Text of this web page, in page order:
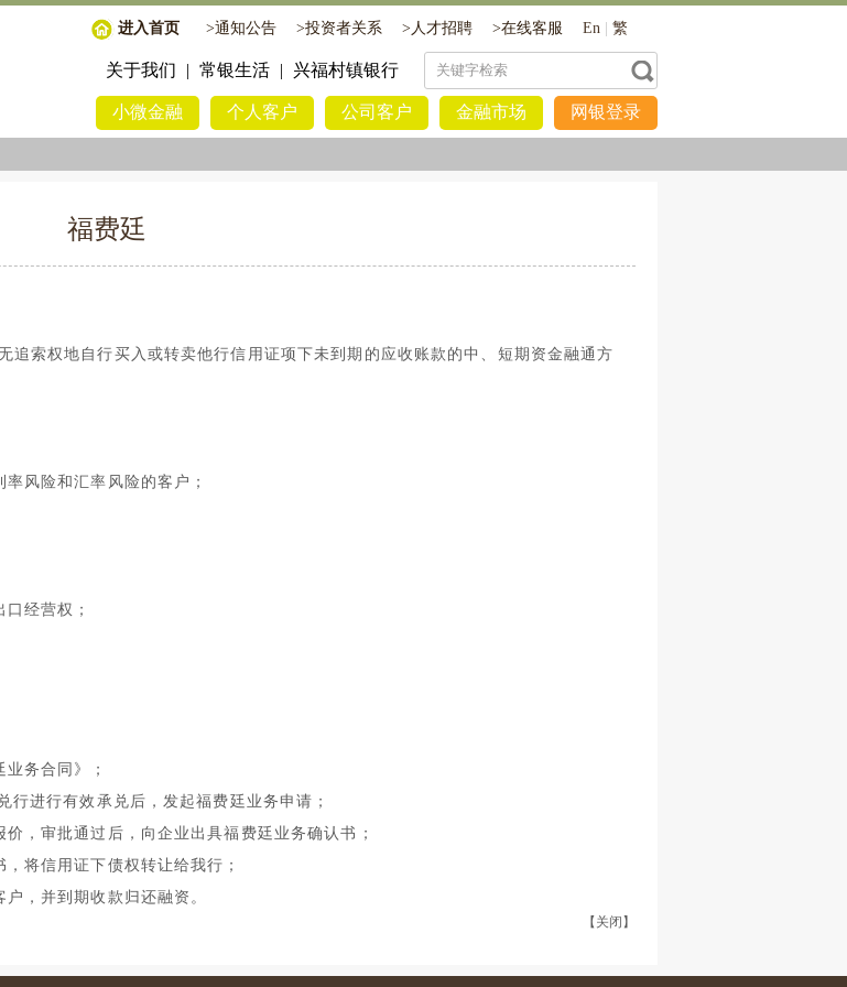
进入首页 >通知公告 >投资者关系 > 人才招聘 >在线客服 En 繁
关于我们 | 常银生活 | 兴福村镇银行
小微金融 个人客户 公司客户 金融市场 网银登录
福费廷
追索权地自行买入或转卖他行信用证项下未到期的应收账款的中、短期资金融通方
风险和汇率风险的客户；
经营权；
务合同》；
行进行有效承兑后，发起福费廷业务申请；
，审批通过后，向企业出具福费廷业务确认书；
将信用证下债权转让给我行；
，并到期收款归还融资。
【关闭】